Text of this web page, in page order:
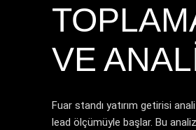
VE
Fuar standı yatırım getirisi
lead ölçümüyle başlar. Bu